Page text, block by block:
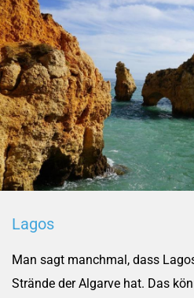
Lagos
Man sagt manchmal, dass
Strände der Algarve hat. Das